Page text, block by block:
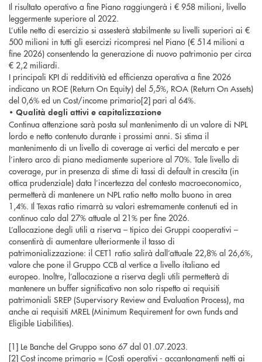
Il risultato operativo a fine Piano raggiungerà i € 958 milioni, livello
leggermente superiore al 2022.
L’utile netto di esercizio si assesterà stabilmente su livelli superiori ai €
500 milioni in tutti gli esercizi ricompresi nel Piano (€ 514 milioni a
fine 2026) consentendo la generazione di nuovo patrimonio per circa
€ 2,2 miliardi.
I principali KPI di redditività ed efficienza operativa a fine 2026
indicano un ROE (Return On Equity) del 5,5%, ROA (Return On Assets)
del 0,6% ed un Cost/income primario[2] pari al 64%.
• Qualità degli attivi e capitalizzazione
Continua attenzione sarà posta sul mantenimento di un valore di NPL
lordo e netto contenuto durante i prossimi anni. Si stima il
mantenimento di un livello di coverage ai vertici del mercato e per
l’intero arco di piano mediamente superiore al 70%. Tale livello di
coverage, pur in presenza di stime di tassi di default in crescita (in
ottica prudenziale) data l’incertezza del contesto macroeconomico,
permetterà di mantenere un NPL ratio netto molto buono in area
1,4%. Il Texas ratio rimarrà su valori estremamente contenuti ed in
continuo calo dal 27% attuale al 21% per fine 2026.
L’allocazione degli utili a riserva – tipico dei Gruppi cooperativi –
consentirà di aumentare ulteriormente il tasso di
patrimonializzazione: il CET1 ratio salirà dall’attuale 22,8% al 26,6%,
valore che pone il Gruppo CCB al vertice a livello italiano ed
europeo. Inoltre, l’allocazione a riserva degli utili permetterà di
mantenere un buffer significativo non solo rispetto ai requisiti
patrimoniali SREP (Supervisory Review and Evaluation Process), ma
anche ai requisiti MREL (Minimum Requirement for own funds and
Eligible Liabilities).
[1] Le Banche del Gruppo sono 67 dal 01.07.2023.
[2] Cost income primario = (Costi operativi - accantonamenti netti ai